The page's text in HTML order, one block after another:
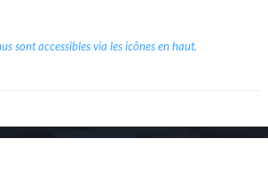
sont accessibles via les icônes en haut.